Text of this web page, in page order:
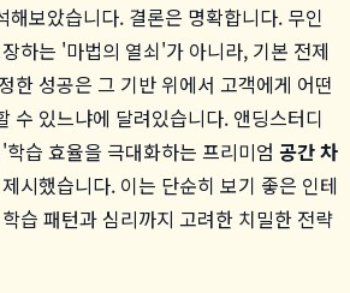
해보았습니다. 결론은 명확합니다. 무인
하는 '마법의 열쇠'가 아니라, 기본 전제
한 성공은 그 기반 위에서 고객에게 어떤
수 있느냐에 달려있습니다. 앤딩스터디
습 효율을 극대화하는 프리미엄 공간 차
시했습니다. 이는 단순히 보기 좋은 인테
습 패턴과 심리까지 고려한 치밀한 전략